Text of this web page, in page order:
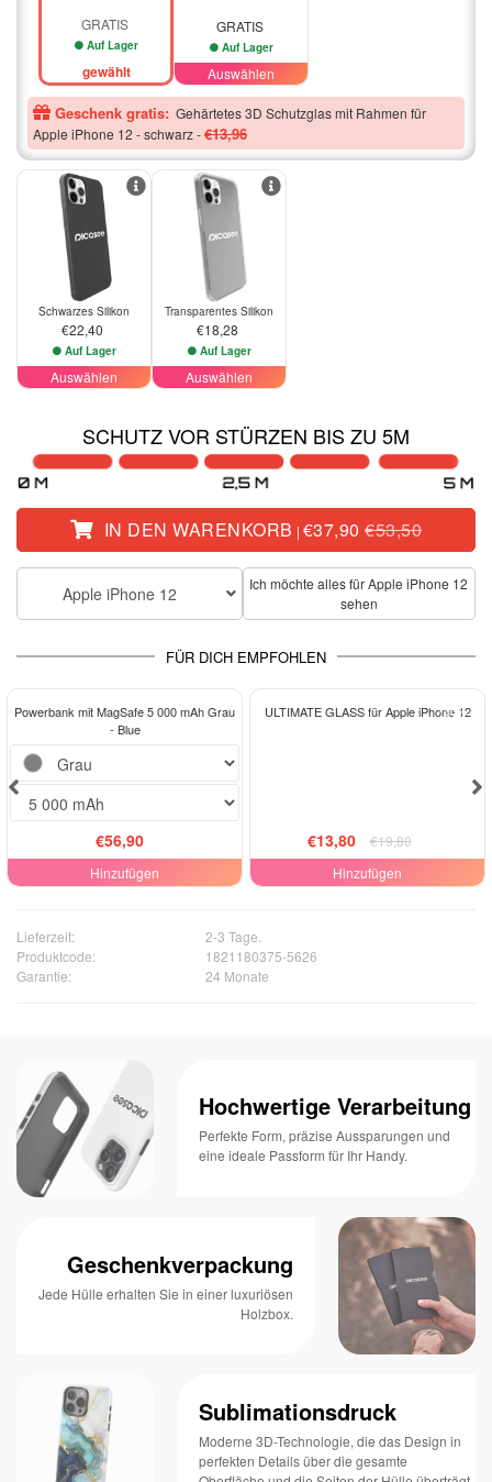
GRATIS
Auf Lager
gewählt
GRATIS
Auf Lager
Auswählen
Geschenk gratis: Gehärtetes 3D Schutzglas mit Rahmen für
Apple iPhone 12 - schwarz-€13,96
Schwarzes Silikon
€22,40
Auf Lager
Auswählen
Transparentes Silikon
€18,28
Auf Lager
Auswählen
SCHUTZ VOR STÜRZEN BIS ZU 5M
IN DEN WARENKORB | €37,90€53,50
Apple iPhone 12
Ich möchte alles für Apple iPhone 12
sehen
FÜR DICH EMPFOHLEN
Powerbank mit MagSafe 5 000 mAh Grau
- Blue
€56,90
Hinzufügen
-30%
ULTIMATE GLASS für Apple iPhone 12
€13,80
€19,80
Hinzufügen
Lieferzeit:
2-3 Tage.
Produktcode:
1821180375-5626
Garantie:
24 Monate
Hochwertige Verarbeitung
Perfekte Form, präzise Aussparungen und
eine ideale Passform für Ihr Handy.
Geschenkverpackung
Jede Hülle erhalten Sie in einer luxuriösen
Holzbox.
Sublimationsdruck
Moderne 3D-Technologie, die das Design in
perfekten Details über die gesamte